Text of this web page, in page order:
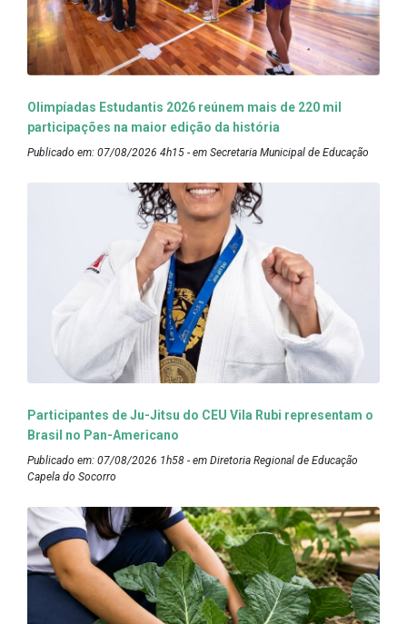
Olimpíadas Estudantis 2026 reúnem mais de 220 mil
participações na maior edição da história
Publicado em: 07/08/2026 4h15 - em Secretaria Municipal de Educação
Participantes de Ju-Jitsu do CEU Vila Rubi representam o
Brasil no Pan-Americano
Publicado em: 07/08/2026 1h58 - em Diretoria Regional de Educação
Capela do Socorro